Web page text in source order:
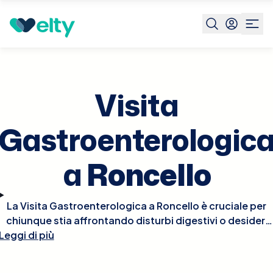
Prenota visita Roncello
Visita
aRoncello
La Visita Gastroenterologica a Roncello è cruciale per
chiunque stia affrontando disturbi digestivi o desideri
valutare la salute del proprio apparato
di più